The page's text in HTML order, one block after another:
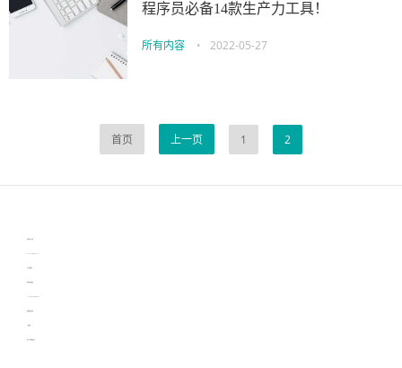
程序员必备14款生产力工具！
所有内容 • 2022-05-27
首页 上一页 1 2